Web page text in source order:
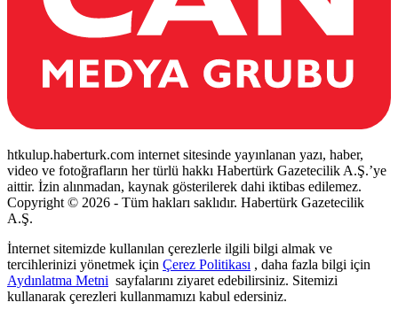
htkulup.haberturk.com internet sitesinde yayınlanan yazı, haber,
video ve fotoğrafların her türlü hakkı Habertürk Gazetecilik A.Ş.’ye
aittir. İzin alınmadan, kaynak gösterilerek dahi iktibas edilemez.
Copyright © 2026 - Tüm hakları saklıdır. Habertürk Gazetecilik
A.Ş.
İnternet sitemizde kullanılan çerezlerle ilgili bilgi almak ve
tercihlerinizi yönetmek için Çerez Politikası , daha fazla bilgi için
Aydınlatma Metni sayfalarını ziyaret edebilirsiniz. Sitemizi
kullanarak çerezleri kullanmamızı kabul edersiniz.